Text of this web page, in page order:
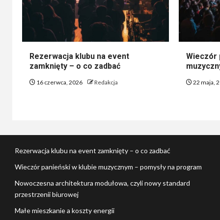
Rezerwacja klubu na event
zamknięty – o co zadbać
16 czerwca, 2026 Redakcja
Wieczór
22 maja,
Rezerwacja klubu na event zamknięty – o co zadbać
Wieczór panieński w klubie muzycznym – pomysły na program
Nowoczesna architektura modułowa, czyli nowy standard
przestrzenii biurowej
Małe mieszkanie a koszty energii